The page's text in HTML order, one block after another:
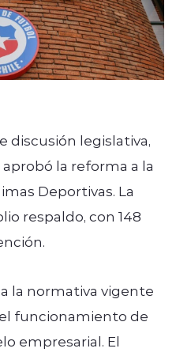
discusión legislativa,
la reforma a la
Deportivas. La
respaldo, con 148
la normativa vigente
funcionamiento de
empresarial. El